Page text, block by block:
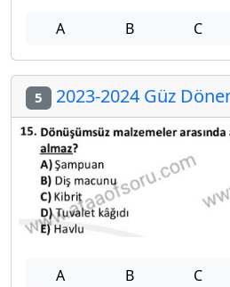
A B C
5 2023-2024 Güz
A B C